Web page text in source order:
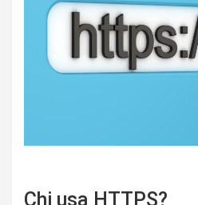
Chi usa HTTPS?